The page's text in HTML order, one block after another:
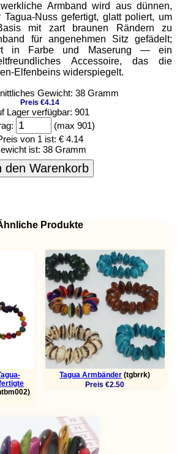
Armband wird aus dünnen,
Nuss gefertigt, glatt poliert, um
mit zart braunen Rändern zu
für angenehmen Sitz gefädelt;
in Farbe und Maserung — ein
Accessoire, das die
Elfenbeins widerspiegelt.
Gewicht: 38 Gramm
Preis €4.14
Lager verfügbar: 901
(max 901)
von 1 ist: € 4.14
ist: 38 Gramm
den Warenkorb
Produkte
Tagua Armbänder (tgbrrk)
Preis €2.50